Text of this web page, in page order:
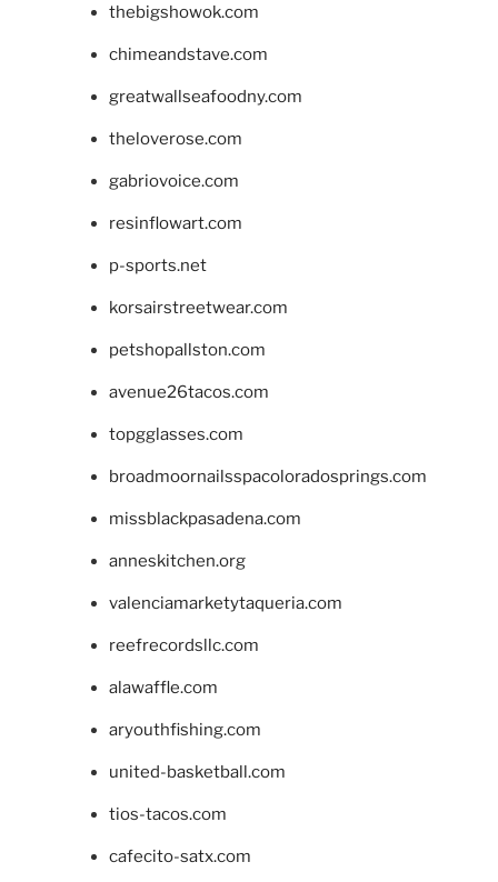
thebigshowok.com
chimeandstave.com
greatwallseafoodny.com
theloverose.com
gabriovoice.com
resinflowart.com
p-sports.net
korsairstreetwear.com
petshopallston.com
avenue26tacos.com
topgglasses.com
broadmoornailsspacoloradosprings.com
missblackpasadena.com
anneskitchen.org
valenciamarketytaqueria.com
reefrecordsllc.com
alawaffle.com
aryouthfishing.com
united-basketball.com
tios-tacos.com
cafecito-satx.com